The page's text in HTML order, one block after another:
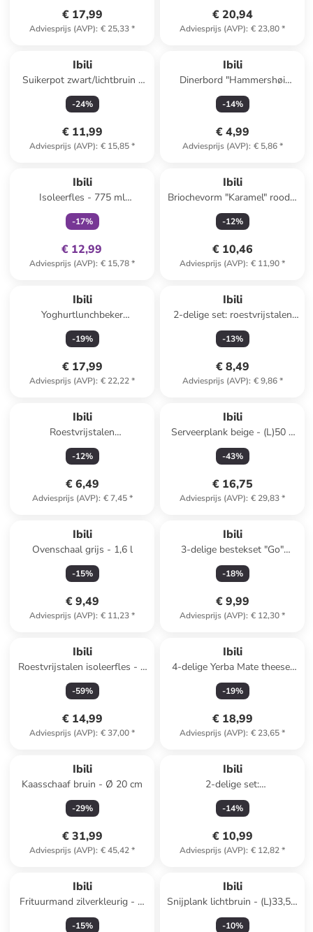
€ 17,99
Adviesprijs (AVP): € 25,33*
€ 20,94
Adviesprijs (AVP): € 23,80*
Ibili
Suikerpot zwart/lichtbruin -
(B)11 x (H)9,9 x (D)11 cm
-24%
€ 11,99
Adviesprijs (AVP): € 15,85*
Ibili
Dinerbord "Hammershøi
Ovalt" groen - (L)28,5 x
(B)22,5 cm
-14%
€ 4,99
Adviesprijs (AVP): € 5,86*
Ibili
Isoleerfles - 775 ml
(verrassingsproduct)
-17%
€ 12,99
Adviesprijs (AVP): € 15,78*
Ibili
Briochevorm "Karamel" rood -
Ø 22 cm
-12%
€ 10,46
Adviesprijs (AVP): € 11,90*
Ibili
Yoghurtlunchbeker
donkerblauw - (H)18,5 x Ø
10,5 cm
-19%
€ 17,99
Adviesprijs (AVP): € 22,22*
Ibili
2-delige set: roestvrijstalen
ijstangen - (L)19 cm
-13%
€ 8,49
Adviesprijs (AVP): € 9,86*
Ibili
Roestvrijstalen
tomatenontpitter "Intense" -
(L)17 cm
-12%
€ 6,49
Adviesprijs (AVP): € 7,45*
Ibili
Serveerplank beige - (L)50 x
(B)36 cm
-43%
€ 16,75
Adviesprijs (AVP): € 29,83*
Ibili
Ovenschaal grijs - 1,6 l
-15%
€ 9,49
Adviesprijs (AVP): € 11,23*
Ibili
3-delige bestekset "Go"
zilverkleurig/blauw - (L)19 cm
-18%
€ 9,99
Adviesprijs (AVP): € 12,30*
Ibili
Roestvrijstalen isoleerfles - 1
l
-59%
€ 14,99
Adviesprijs (AVP): € 37,00*
Ibili
4-delige Yerba Mate theeset
zwart
-19%
€ 18,99
Adviesprijs (AVP): € 23,65*
Ibili
Kaasschaaf bruin - Ø 20 cm
-29%
€ 31,99
Adviesprijs (AVP): € 45,42*
Ibili
2-delige set:
levensmiddelthermometer
zilverkleurig
-14%
€ 10,99
Adviesprijs (AVP): € 12,82*
Ibili
Frituurmand zilverkleurig - Ø
19 cm
-15%
Ibili
Snijplank lichtbruin - (L)33,5 x
(B)27 cm
-10%